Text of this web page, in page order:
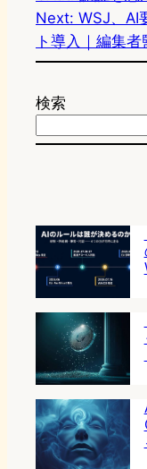
Next: WSJ、AI
ト導入｜編集
検索